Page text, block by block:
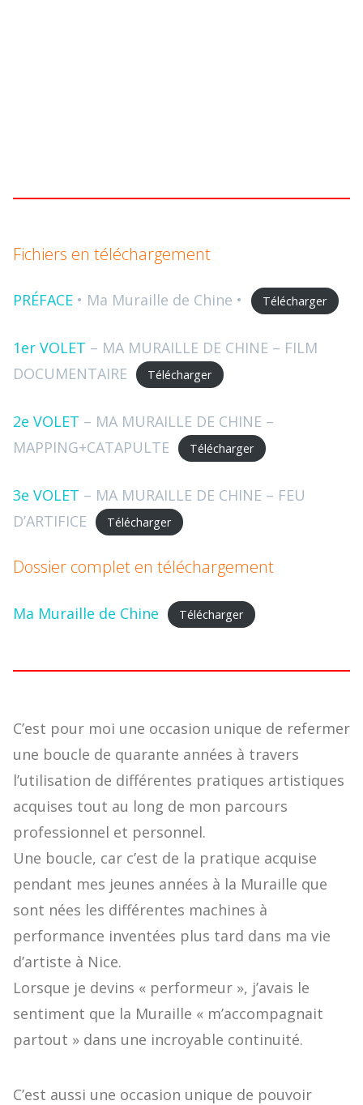
Fichiers en téléchargement
PRÉFACE • Ma Muraille de Chine • Télécharger
1er VOLET – MA MURAILLE DE CHINE – FILM
DOCUMENTAIRE
Télécharger
2e VOLET – MA MURAILLE DE CHINE –
MAPPING+CATAPULTE
Télécharger
3e VOLET – MA MURAILLE DE CHINE – FEU
D’ARTIFICE
Télécharger
Dossier complet en téléchargement
Ma Muraille de Chine Télécharger
C’est pour moi une occasion unique de refermer
une boucle de quarante années à travers
l’utilisation de différentes pratiques artistiques
acquises tout au long de mon parcours
professionnel et personnel.
Une boucle, car c’est de la pratique acquise
pendant mes jeunes années à la Muraille que
sont nées les différentes machines à
performance inventées plus tard dans ma vie
d’artiste à Nice.
Lorsque je devins « performeur », j’avais le
sentiment que la Muraille « m’accompagnait
partout » dans une incroyable continuité.
C’est aussi une occasion unique de pouvoir